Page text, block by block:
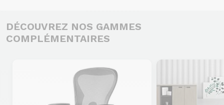
DÉCOUVREZ NOS GAMMES
COMPLÉMENTAIRES